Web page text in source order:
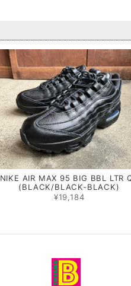
NIKE AIR MAX 95 BIG BBL LTR
(BLACK/BLACK-BLACK)
¥19,184